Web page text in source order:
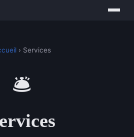
› Services
🛎️